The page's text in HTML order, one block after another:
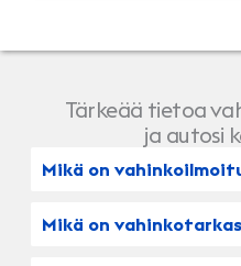
Tärkeää tietoa
ja autosi
Mikä on
Mikä on